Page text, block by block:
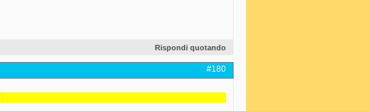
Rispondi quotando
#180